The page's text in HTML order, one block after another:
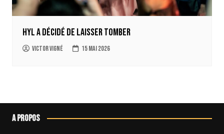
HYL a décidé de Laisser tomber
Victor Vigné 15 mai 2026
A propos